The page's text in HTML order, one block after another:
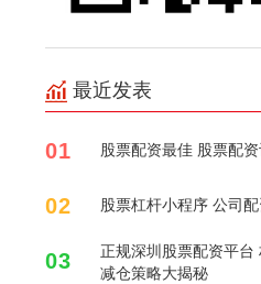
最近发表
01 股票配资最佳 股票配
02 股票杠杆小程序 公司
03
正规深圳股票配资平台
减仓策略大揭秘